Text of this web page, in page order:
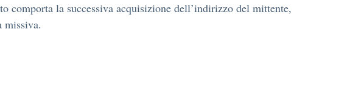
la successiva acquisizione dell’indirizzo del mittente,
missiva.